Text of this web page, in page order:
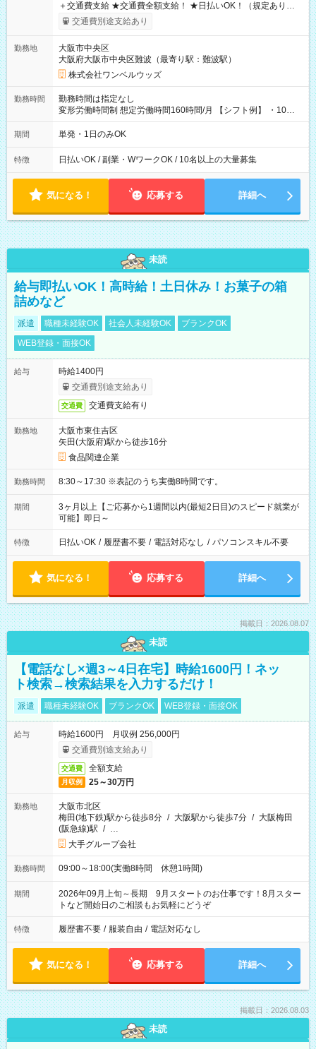
＋交通費支給 ★交通費全額支給！ ★日払いOK！（規定あり） ┗
働いたその日に現金GET♪ お仕事後はコンビニATMから 日払
交通費別途支給あり
勤務地
大阪市中央区
大阪府大阪市中央区難波（最寄り駅：難波駅）
株式会社ワンベルウッズ
勤務時間
勤務時間は指定なし
変形労働時間制 想定労働時間160時間/月 【シフト例】 ・10：
00～20：00
期間 単発・1日のみOK
特徴 日払いOK / 副業・WワークOK / 10名以上の大量募集
気になる！ 応募する 詳細へ
未読
給与即払いOK！高時給！土日休み！お菓子の箱
詰めなど
派遣 職種未経験OK 社会人未経験OK
ブランクOK
WEB登録・面接OK
給与
時給1400円
交通費別途支給あり
交通費 交通費支給有り
勤務地
大阪市東住吉区
矢田(大阪府)駅から徒歩16分
食品関連企業
勤務時間 8:30～17:30 ※表記のうち実働8時間です。
期間
3ヶ月以上【ご応募から1週間以内(最短2日目)のスピード就業が
可能】即日～
特徴 日払いOK / 履歴書不要 / 電話対応なし / パソコンスキル不要
気になる！ 応募する 詳細へ
掲載日：2026.08.07
未読
【電話なし×週3～4日在宅】時給1600円！ネッ
ト検索→検索結果を入力するだけ！
派遣 職種未経験OK ブランクOK WEB登録・面接OK
給与
時給1600円 月収例 256,000円
交通費別途支給あり
交通費 全額支給
月収例 25～30万円
勤務地
大阪市北区
梅田(地下鉄)駅から徒歩8分 / 大阪駅から徒歩7分 / 大阪梅田
(阪急線)駅 / …
大手グループ会社
勤務時間 09:00～18:00(実働8時間 休憩1時間)
期間
2026年09月上旬～長期 9月スタートのお仕事です！8月スター
トなど開始日のご相談もお気軽にどうぞ
特徴 履歴書不要 / 服装自由 / 電話対応なし
気になる！ 応募する 詳細へ
掲載日：2026.08.03
未読